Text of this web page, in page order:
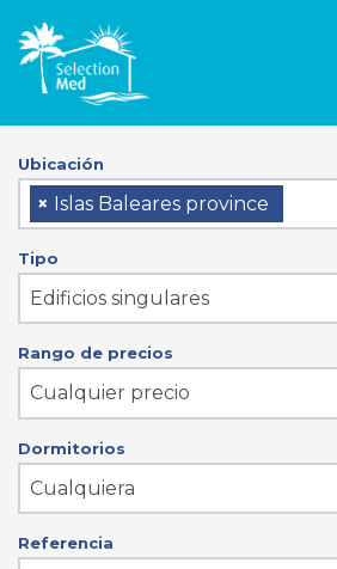
Ubicación
× Islas Baleares province
Tipo
Edificios singulares
Rango de precios
Cualquier precio
Dormitorios
Cualquiera
Referencia